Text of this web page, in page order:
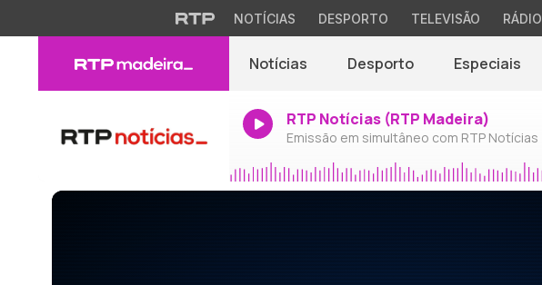
NOTÍCIAS DESPORTO TELEVISÃO RÁDIO
Notícias Desporto Especiais
RTP Notícias (RTP Madeira)
Emissão em simultâneo com RTP Notícias